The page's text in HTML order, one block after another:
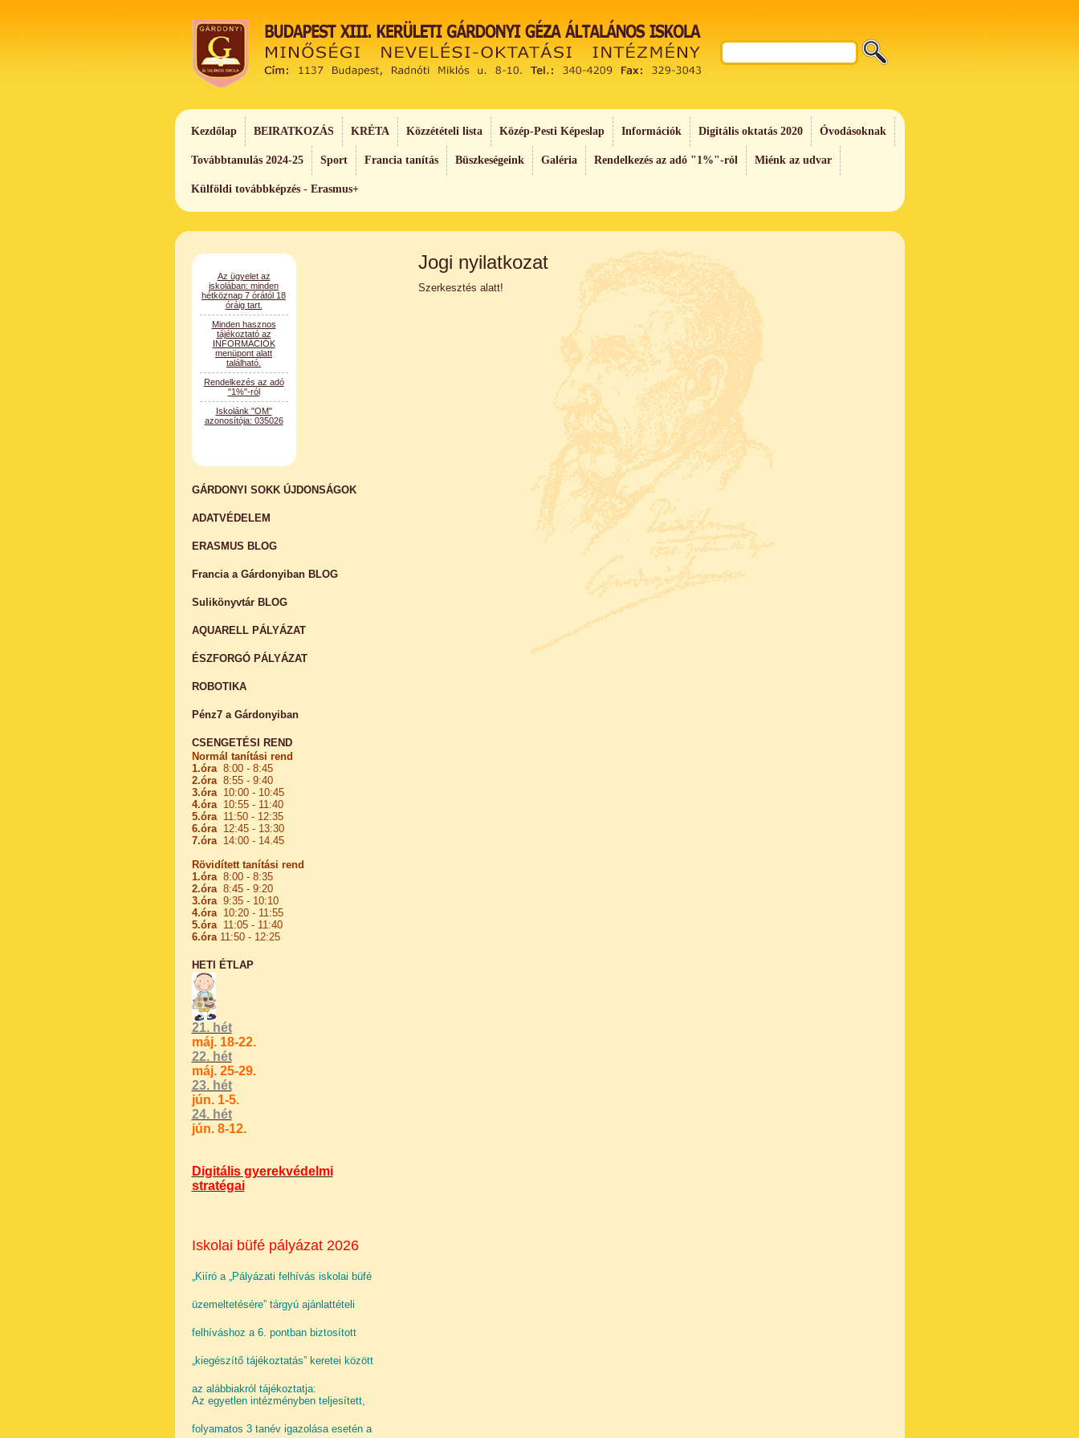
Kezdőlap BEIRATKOZÁS KRÉTA Közzétételi lista Közép-Pesti Képeslap Információk Digitális oktatás 2020 Óvodásoknak
Továbbtanulás 2024-25 Sport Francia tanítás Büszkeségeink Galéria Rendelkezés az adó "1%"-ról Miénk az udvar
Külföldi továbbképzés - Erasmus+
óráig tart.
Minden hasznos
tájékoztató az
INFORMÁCIÓK
menüpont alatt
található.
Rendelkezés az adó
"1%"-ról
Iskolánk "OM"
azonosítója: 035026
GÁRDONYI SOKK ÚJDONSÁGOK
ADATVÉDELEM
ERASMUS BLOG
Francia a Gárdonyiban BLOG
Sulikönyvtár BLOG
AQUARELL PÁLYÁZAT
ÉSZFORGÓ PÁLYÁZAT
ROBOTIKA
Pénz7 a Gárdonyiban
CSENGETÉSI REND
Normál tanítási rend
1.óra8:00 - 8:45
2.óra8:55 - 9:40
3.óra 10:00 - 10:45
4.óra10:55 - 11:40
5.óra11:50 - 12:35
6.óra 12:45 - 13:30
7.óra14:00 - 14.45
Rövidített tanítási rend
1.óra8:00 - 8:35
2.óra8:45 - 9:20
3.óra 9:35 - 10:10
4.óra10:20 - 11:55
5.óra11:05 - 11:40
6.óra 11:50 - 12:25
HETI ÉTLAP
21. hét
máj. 18-22.
22. hét
máj. 25-29.
23. hét
jún. 1-5.
24. hét
jún. 8-12.
Digitális gyerekvédelmi
stratégai
Iskolai büfé pályázat 2026
„Kiíró a „Pályázati felhívás iskolai büfé
üzemeltetésére” tárgyú ajánlattételi
felhíváshoz a 6. pontban biztosított
„kiegészítő tájékoztatás” keretei között
az alábbiakról tájékoztatja:
Az egyetlen intézményben teljesített,
folyamatos 3 tanév igazolása esetén a
Jogi nyilatkozat
Szerkesztés alatt!